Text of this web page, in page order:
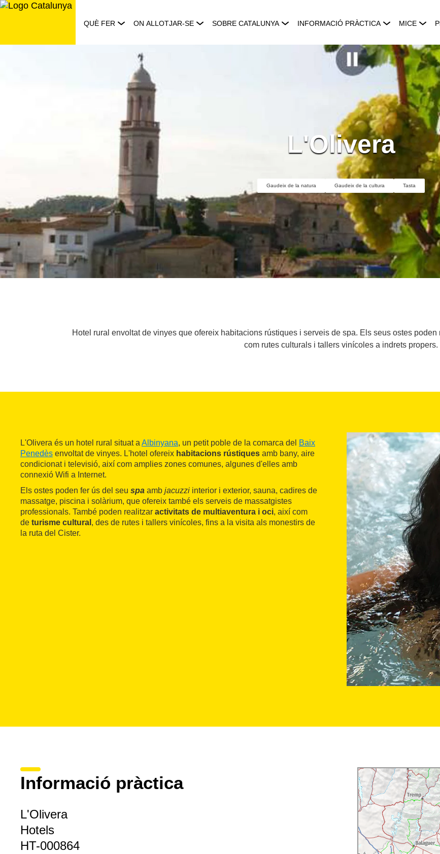
Saltar
QUÈ FER ON ALLOTJAR-SE SOBRE CATALUNYA INFORMACIÓ PRÀCTICA MICE
L'Olivera
Gaudeix de la natura Gaudeix de la cultura Tasta
Hotel rural envoltat de vinyes que ofereix habitacions rústiques i serveis de spa. Els seus ostes
com rutes culturals i tallers vinícoles a indrets propers.
L'Olivera és un hotel rural situat a Albinyana, un petit poble de la comarca del Baix
Penedès envoltat de vinyes. L'hotel ofereix habitacions rústiques amb bany, aire
condicionat i televisió, així com amplies zones comunes, algunes d'elles amb
connexió Wifi a Internet.
Els ostes poden fer ús del seu spa amb jacuzzi interior i exterior, sauna, cadires de
massatge, piscina i solàrium, que ofereix també els serveis de massatgistes
professionals. També poden realitzar activitats de multiaventura i oci, així com
de turisme cultural , des de rutes i tallers vinícoles, fins a la visita als monestirs de
la ruta del Cister.
Informació pràctica
L'Olivera
Hotels
HT-000864